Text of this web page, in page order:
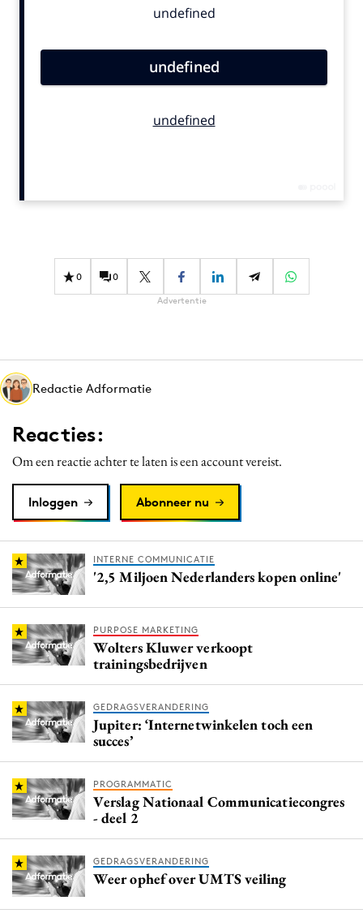
Contentmarketing
Effectiviteit
Gedragsverandering
Martech
Media
Merkstrategie
PR
Programmatic
Reputatie & crisis
0 0
Advertentie
Redactie Adformatie
Reacties:
Om een reactie achter te laten is een account vereist.
Inloggen Abonneer nu
INTERNE COMMUNICATIE
'2,5 Miljoen Nederlanders kopen online'
PURPOSE MARKETING
Wolters Kluwer verkoopt
trainingsbedrijven
GEDRAGSVERANDERING
Jupiter: ‘Internetwinkelen toch een
succes’
PROGRAMMATIC
Verslag Nationaal Communicatiecongres
- deel 2
GEDRAGSVERANDERING
Weer ophef over UMTS veiling